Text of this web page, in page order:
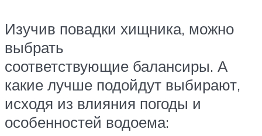
Изучив повадки хищника, можно
выбрать
соответствующие балансиры. А
какие лучше подойдут выбирают,
исходя из влияния погоды и
особенностей водоема: